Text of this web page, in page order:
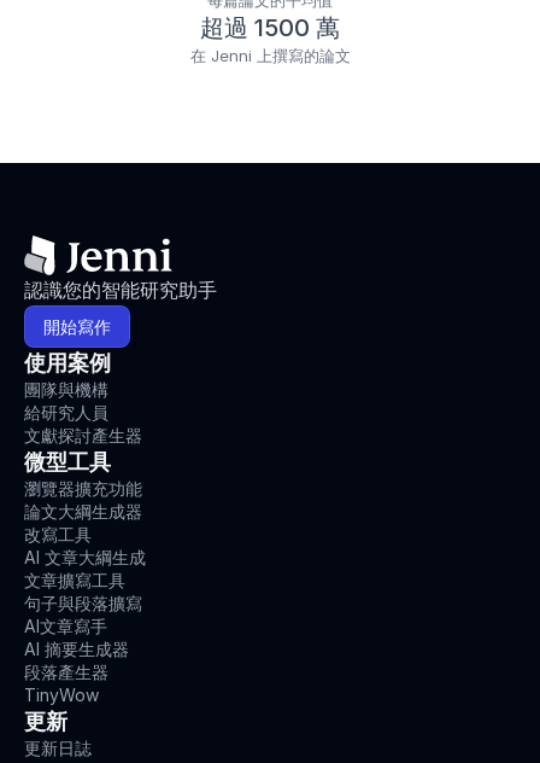
超過 1500 萬
在 Jenni 上撰寫的論文
認識您的智能研究助手
開始寫作
使用案例
團隊與機構
給研究人員
文獻探討產生器
微型工具
瀏覽器擴充功能
論文大綱生成器
改寫工具
AI 文章大綱生成
文章擴寫工具
句子與段落擴寫
AI文章寫手
AI 摘要生成器
段落產生器
TinyWow
更新
更新日誌